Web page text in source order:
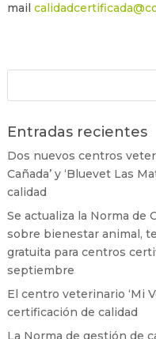
mail
Entradas recientes
Dos nuevos centros
Cañada’ y ‘Bluevet Las
calidad
Se actualiza la Norma de
sobre bienestar animal,
gratuita para centros
septiembre
El centro veterinario ‘Mi
certificación de calidad
La Norma de gestión de